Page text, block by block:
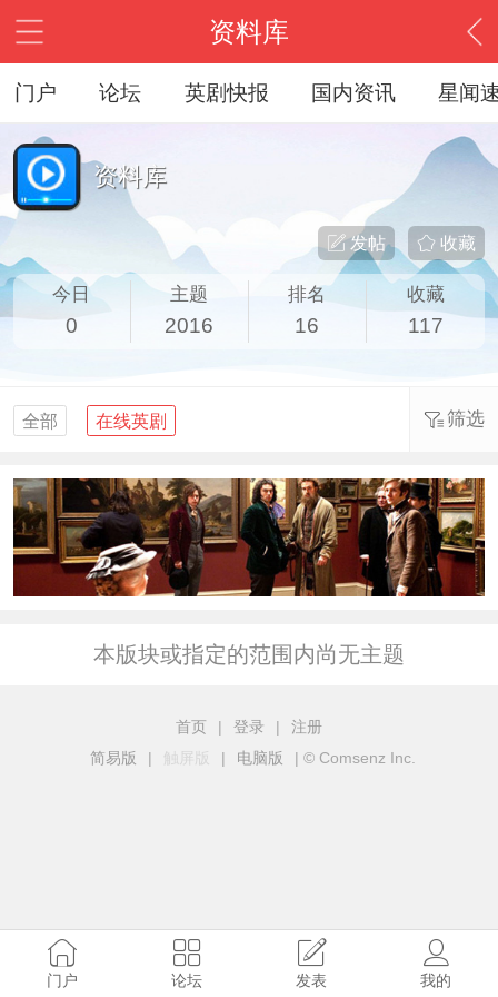
资料库
门户 论坛 英剧快报 国内资讯 星闻
资料库
收藏
发帖
今日
0
主题
2016
排名
16
收藏
117
全部 在线英剧 筛选
本版块或指定的范围内尚无主题
首页 | 登录 |
注册
简易版
| 触屏版 | 电脑版 | © Comsenz Inc.
门户 论坛 发表 我的